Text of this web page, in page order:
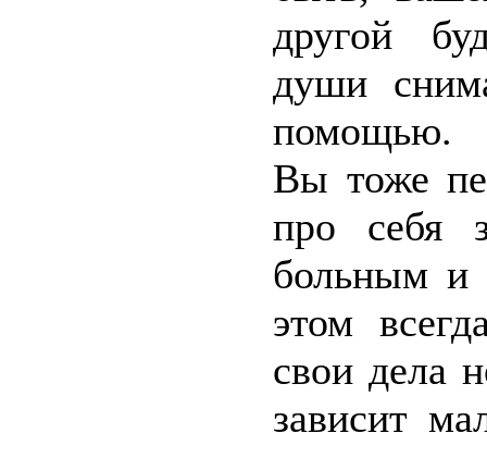
другой
души
помощью.
Вы тоже
про себя
больным и
этом
свои дела
зависит